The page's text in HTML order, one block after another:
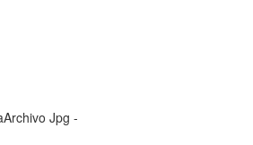
Archivo Jpg -